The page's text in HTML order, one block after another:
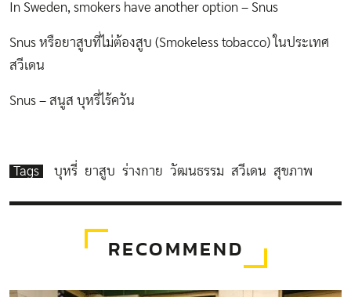
In Sweden, smokers have another option – Snus
Snus หรือยาสูบที่ไม่ต้องสูบ (Smokeless tobacco) ในประเทศ
สวีเดน
Snus – สนูส บุหรี่ไร้ควัน
Tags บุหรี่ ยาสูบ ร่างกาย วัฒนธรรม สวีเดน สุขภาพ
RECOMMEND